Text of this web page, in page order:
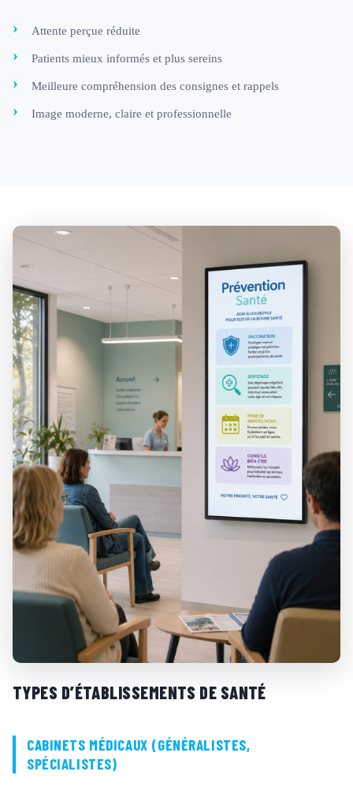
Attente perçue réduite
Patients mieux informés et plus sereins
Meilleure compréhension des consignes et rappels
Image moderne, claire et professionnelle
TYPES D’ÉTABLISSEMENTS DE SANTÉ
CABINETS MÉDICAUX (GÉNÉRALISTES,
SPÉCIALISTES)